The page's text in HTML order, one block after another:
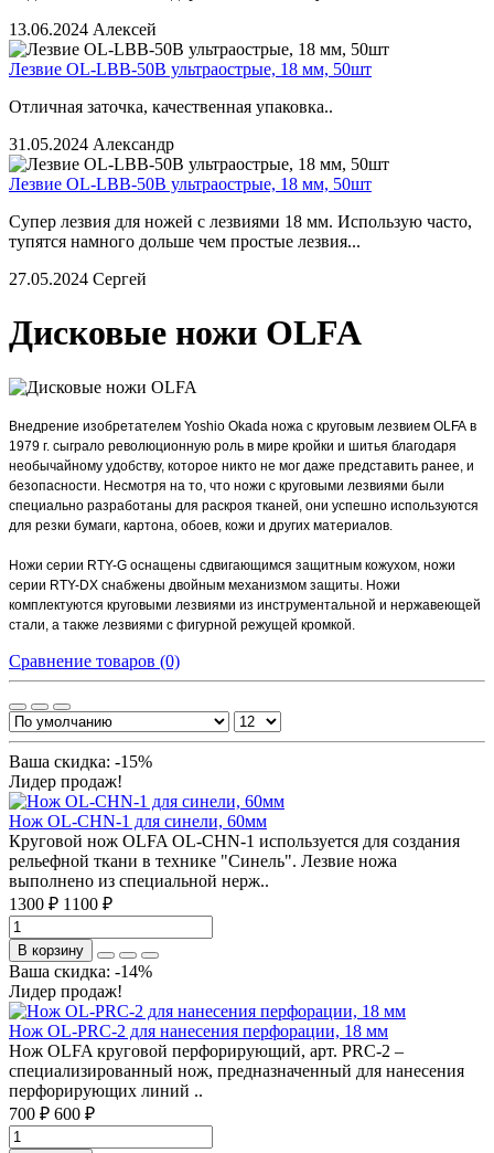
13.06.2024 Алексей
Лезвие OL-LBB-50B ультраострые, 18 мм, 50шт
Отличная заточка, качественная упаковка..
31.05.2024 Александр
Лезвие OL-LBB-50B ультраострые, 18 мм, 50шт
Супер лезвия для ножей с лезвиями 18 мм. Использую часто,
тупятся намного дольше чем простые лезвия...
27.05.2024 Сергей
Дисковые ножи OLFA
Внедрение изобретателем Yoshio Okada ножа с круговым лезвием OLFA в
1979 г. сыграло революционную роль в мире кройки и шитья благодаря
необычайному удобству, которое никто не мог даже представить ранее, и
безопасности. Несмотря на то, что ножи с круговыми лезвиями были
специально разработаны для раскроя тканей, они успешно используются
для резки бумаги, картона, обоев, кожи и других материалов.
Ножи серии RTY-G оснащены сдвигающимся защитным кожухом, ножи
серии RTY-DX снабжены двойным механизмом защиты. Ножи
комплектуются круговыми лезвиями из инструментальной и нержавеющей
стали, а также лезвиями с фигурной режущей кромкой.
Сравнение товаров (0)
Ваша скидка: -15%
Лидер продаж!
Нож OL-CHN-1 для синели, 60мм
Круговой нож OLFA OL-CHN-1 используется для создания
рельефной ткани в технике "Синель". Лезвие ножа
выполнено из специальной нерж..
1300 ₽ 1100 ₽
В корзину
Ваша скидка: -14%
Лидер продаж!
Нож OL-PRC-2 для нанесения перфорации, 18 мм
Нож OLFA круговой перфорирующий, арт. PRC-2 –
специализированный нож, предназначенный для нанесения
перфорирующих линий ..
700 ₽ 600 ₽